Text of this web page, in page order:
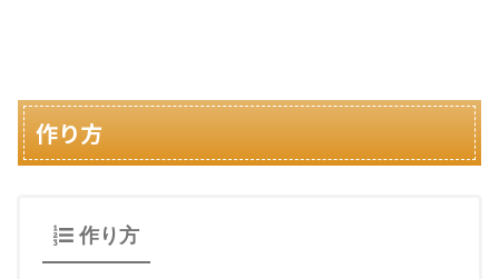
作り方
作り方